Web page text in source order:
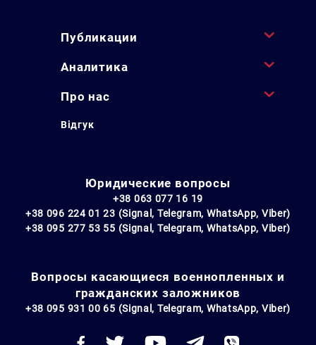
Публикации
Аналитика
Про нас
Відгук
Юридические вопросы
+38 063 077 16 19
+38 096 224 01 23 (Signal, Telegram, WhatsApp, Viber)
+38 095 277 53 55 (Signal, Telegram, WhatsApp, Viber)
Вопросы касающиеся военнопленных и
гражданских заложников
+38 095 931 00 65 (Signal, Telegram, WhatsApp, Viber)